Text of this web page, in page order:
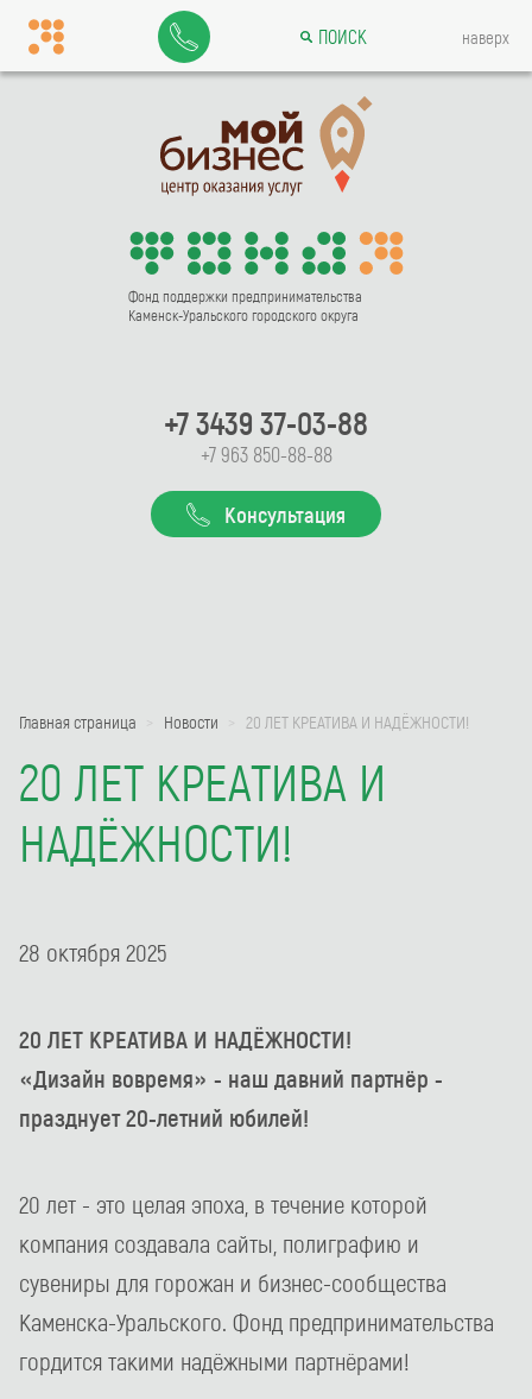
Фонд поддержки предпринимательства
Каменск-Уральского городского округа
+7 3439 37-03-88
+7 963 850-88-88
Консультация
Главная страница Новости 20 ЛЕТ КРЕАТИВА И НАДЁЖНОСТИ!
20 ЛЕТ КРЕАТИВА И
НАДЁЖНОСТИ!
28 октября 2025
20 ЛЕТ КРЕАТИВА И НАДЁЖНОСТИ!
«Дизайн вовремя» - наш давний партнёр -
празднует 20-летний юбилей!
20 лет - это целая эпоха, в течение которой
компания создавала сайты, полиграфию и
сувениры для горожан и бизнес-сообщества
Каменска-Уральского. Фонд предпринимательства
гордится такими надёжными партнёрами!
ПОИСК наверх